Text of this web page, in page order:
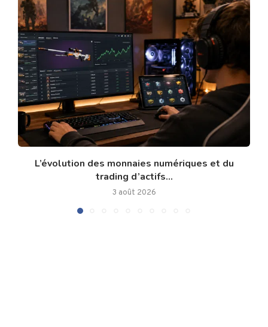
L’évolution des monnaies numériques et du
trading d’actifs...
3 août 2026